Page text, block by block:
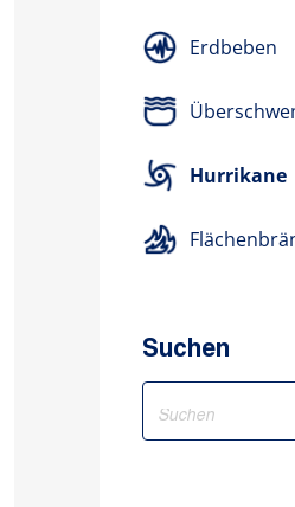
Erdbeben
Hurrikane
Suchen